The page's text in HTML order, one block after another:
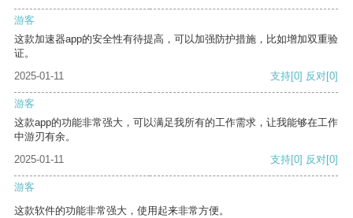
游客
这款加速器app的安全性有待提高，可以加强防护措施，比如增加双重验
证。
2025-01-11
支持[0] 反对[0]
游客
这款app的功能非常强大，可以满足我所有的工作需求，让我能够在工作
中游刃有余。
2025-01-11
支持[0] 反对[0]
游客
这款软件的功能非常强大，使用起来非常方便。